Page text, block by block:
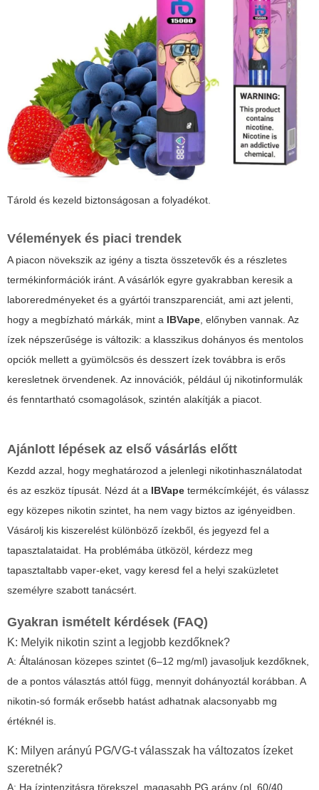
Tárold és kezeld biztonságosan a folyadékot.
Vélemények és piaci trendek
A piacon növekszik az igény a tiszta összetevők és a részletes
termékinformációk iránt. A vásárlók egyre gyakrabban keresik a
laboreredményeket és a gyártói transzparenciát, ami azt jelenti,
hogy a megbízható márkák, mint a IBVape, előnyben vannak. Az
ízek népszerűsége is változik: a klasszikus dohányos és mentolos
opciók mellett a gyümölcsös és desszert ízek továbbra is erős
keresletnek örvendenek. Az innovációk, például új nikotinformulák
és fenntartható csomagolások, szintén alakítják a piacot.
Ajánlott lépések az első vásárlás előtt
Kezdd azzal, hogy meghatározod a jelenlegi nikotinhasználatodat
és az eszköz típusát. Nézd át a IBVape termékcímkéjét, és válassz
egy közepes nikotin szintet, ha nem vagy biztos az igényeidben.
Vásárolj kis kiszerelést különböző ízekből, és jegyezd fel a
tapasztalataidat. Ha problémába ütközöl, kérdezz meg
tapasztaltabb vaper-eket, vagy keresd fel a helyi szaküzletet
személyre szabott tanácsért.
Gyakran ismételt kérdések (FAQ)
K: Melyik nikotin szint a legjobb kezdőknek?
A: Általánosan közepes szintet (6–12 mg/ml) javasoljuk kezdőknek,
de a pontos választás attól függ, mennyit dohányoztál korábban. A
nikotin-só formák erősebb hatást adhatnak alacsonyabb mg
értéknél is.
K: Milyen arányú PG/VG-t válasszak ha változatos ízeket
szeretnék?
A: Ha ízintenzitásra törekszel, magasabb PG arány (pl. 60/40